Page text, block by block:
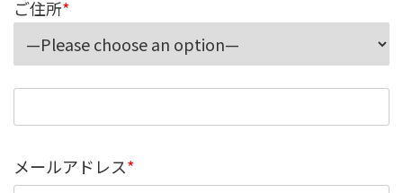
ご住所*
メールアドレス*